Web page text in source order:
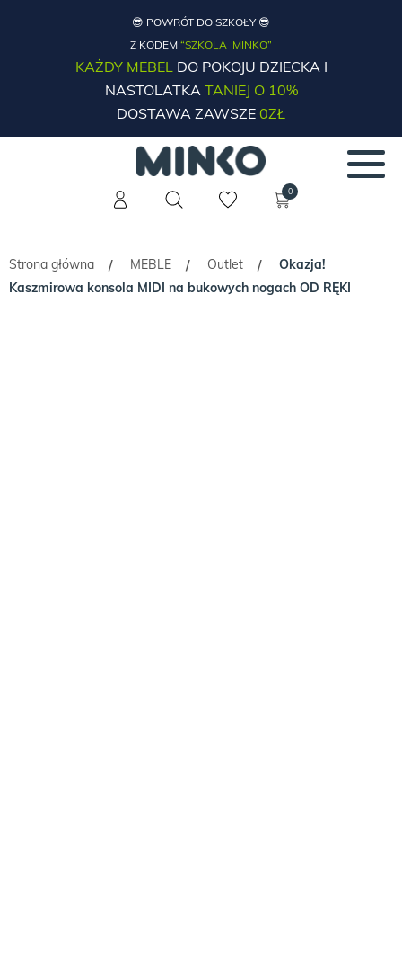
😎 POWRÓT DO SZKOŁY 😎
Z KODEM “SZKOLA_MINKO”
KAŻDY MEBELDO POKOJU DZIECKA I
NASTOLATKATANIEJ O 10%
DOSTAWA ZAWSZE 0ZŁ
0
Strona główna / MEBLE / Outlet /
Okazja!
Kaszmirowa konsola MIDI na bukowych nogach OD RĘKI